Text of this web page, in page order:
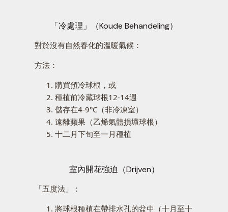
「冷處理」（Koude Behandeling）
對於沒有自然春化的溫暖氣候：
方法：
購買預冷球根，或
種植前冷藏球根12-14週
儲存在4-9°C（非冷凍室）
遠離蘋果（乙烯氣體損壞球根）
十二月下旬至一月種植
室內開花強迫（Drijven）
「五度法」：
將球根種植在帶排水孔的盆中（十月至十